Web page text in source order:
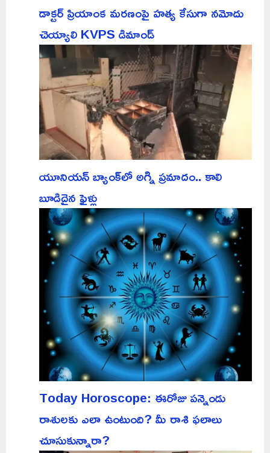
డాక్టర్ ప్రియాంక మరణంపై హత్య కేసుగా నమోదు
చెయ్యాలి KVPS డిమాండ్
యూనియన్ బ్యాంక్‌లో అగ్ని ప్రమాదం.. కాలి
బూడిదైన ఫైళ్లు
Today Horoscope: ఈరోజు పన్నెండు
రాశులకు ఎలా ఉంటుంది? మీ రాశి ఫలాలు
చూసుకున్నారా?